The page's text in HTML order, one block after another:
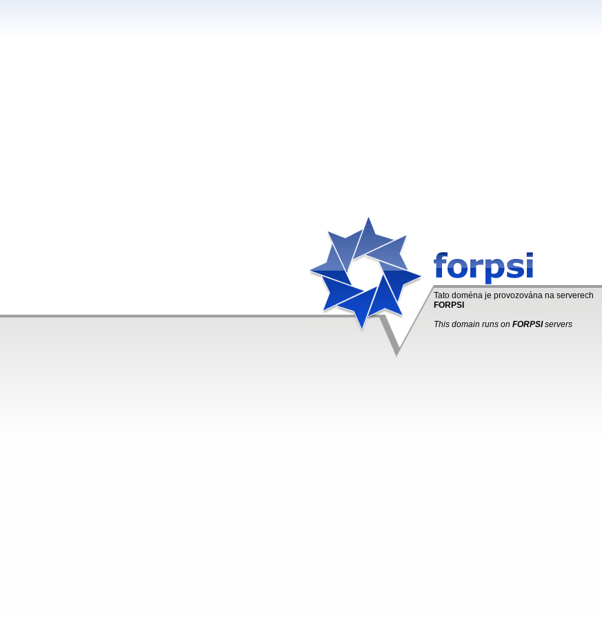
Tato doména je provozována na serverech
FORPSI
This domain runs on FORPSIservers